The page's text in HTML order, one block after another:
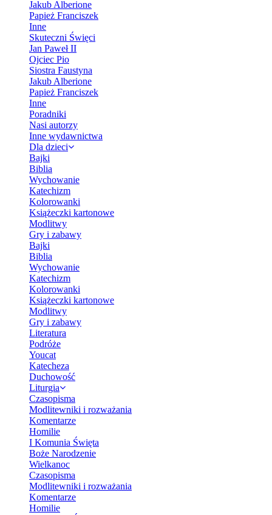
Jakub Alberione
Papież Franciszek
Inne
Skuteczni Święci
Jan Paweł II
Ojciec Pio
Siostra Faustyna
Jakub Alberione
Papież Franciszek
Inne
Poradniki
Nasi autorzy
Inne wydawnictwa
Dla dzieci
Bajki
Biblia
Wychowanie
Katechizm
Kolorowanki
Książeczki kartonowe
Modlitwy
Gry i zabawy
Bajki
Biblia
Wychowanie
Katechizm
Kolorowanki
Książeczki kartonowe
Modlitwy
Gry i zabawy
Literatura
Podróże
Youcat
Katecheza
Duchowość
Liturgia
Czasopisma
Modlitewniki i rozważania
Komentarze
Homilie
I Komunia Święta
Boże Narodzenie
Wielkanoc
Czasopisma
Modlitewniki i rozważania
Komentarze
Homilie